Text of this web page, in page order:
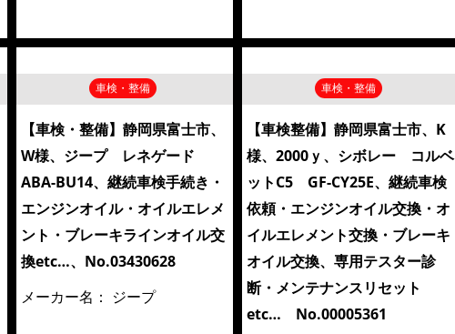
車検・整備
【車検・整備】静岡県富士市、
W様、ジープ レネゲード
ABA-BU14、継続車検手続き・
エンジンオイル・オイルエレメ
ント・ブレーキラインオイル交
換etc…、No.03430628
メーカー名： ジープ
車検・整備
【車検整備】静岡県富士市、K
様、2000ｙ、シボレー コルベ
ットC5 GF-CY25E、継続車検
依頼・エンジンオイル交換・オ
イルエレメント交換・ブレーキ
オイル交換、専用テスター診
断・メンテナンスリセット
etc… No.00005361